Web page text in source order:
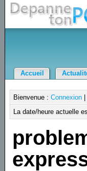
Accueil
Bienvenue :Connexion
La date/heure actuelle